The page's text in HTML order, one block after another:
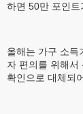
하면 50만 포인트
올해는 가구 소득
자 편의를 위해서
확인으로 대체되